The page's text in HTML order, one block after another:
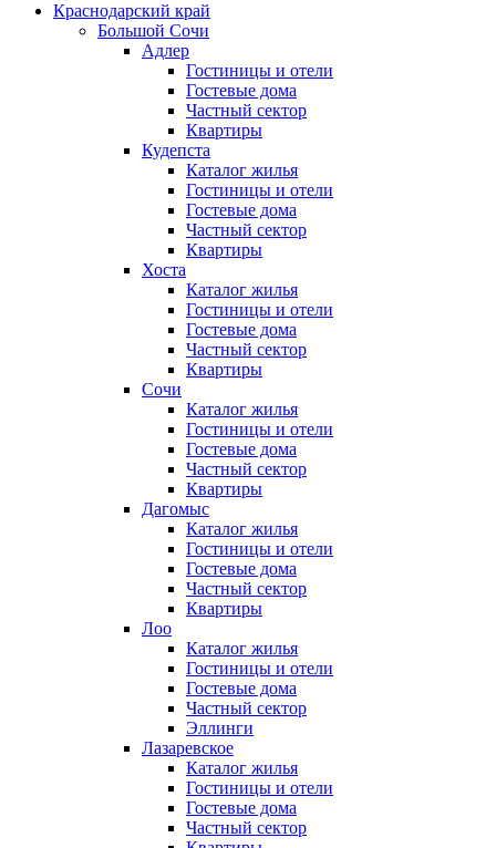
Краснодарский край
Большой Сочи
Адлер
Гостиницы и отели
Гостевые дома
Частный сектор
Квартиры
Кудепста
Каталог жилья
Гостиницы и отели
Гостевые дома
Частный сектор
Квартиры
Хоста
Каталог жилья
Гостиницы и отели
Гостевые дома
Частный сектор
Квартиры
Сочи
Каталог жилья
Гостиницы и отели
Гостевые дома
Частный сектор
Квартиры
Дагомыс
Каталог жилья
Гостиницы и отели
Гостевые дома
Частный сектор
Квартиры
Лоо
Каталог жилья
Гостиницы и отели
Гостевые дома
Частный сектор
Эллинги
Лазаревское
Каталог жилья
Гостиницы и отели
Гостевые дома
Частный сектор